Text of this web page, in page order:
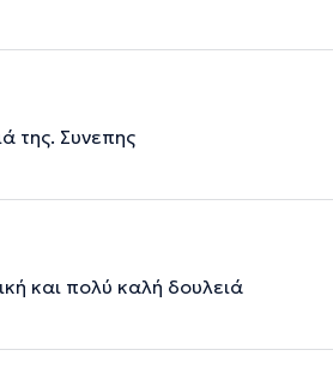
της. Συνεπης
και πολύ καλή δουλειά